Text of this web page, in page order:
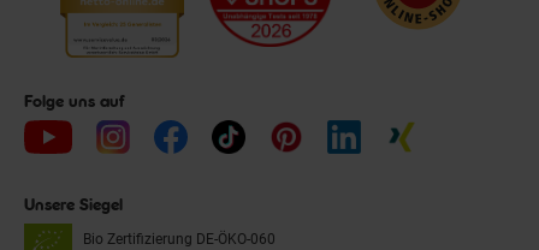
Folge uns auf
Unsere Siegel
Bio Zertifizierung DE-ÖKO-060